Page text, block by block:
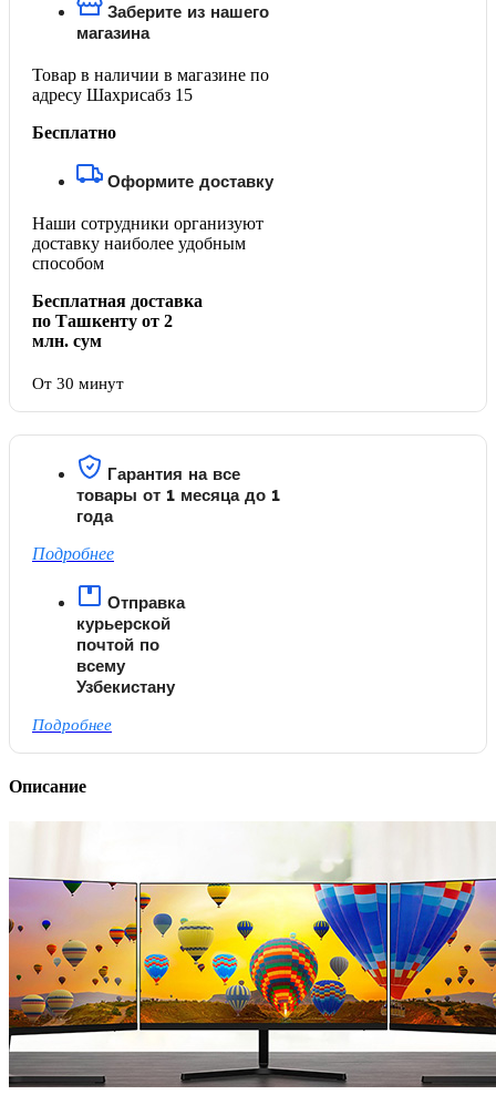
Заберите из нашего
магазина
Товар в наличии в магазине по
адресу Шахрисабз 15
Бесплатно
Оформите доставку
Наши сотрудники организуют
доставку наиболее удобным
способом
Бесплатная доставка
по Ташкенту от 2
млн. сум
От 30 минут
Гарантия на все
товары от 1 месяца до 1
года
Подробнее
Отправка
курьерской
почтой по
всему
Узбекистану
Подробнее
Описание